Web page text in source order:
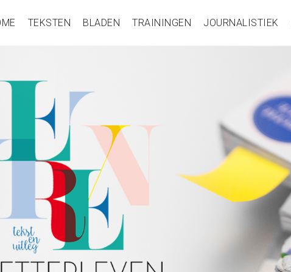
TEKSTEN BLADEN TRAININGEN JOURNALISTIEK